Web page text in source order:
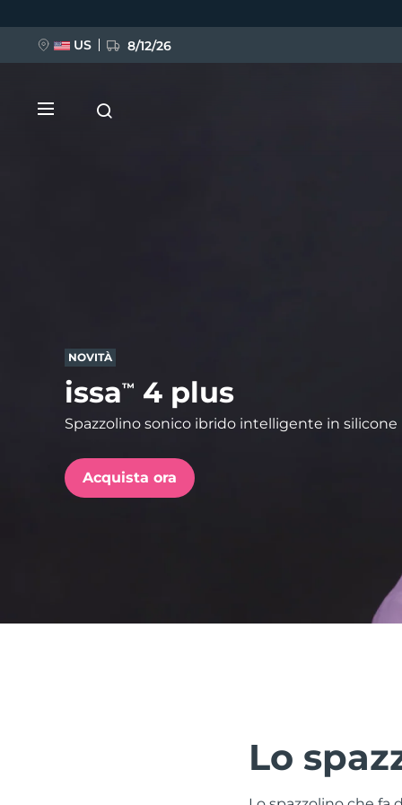
NOVITÀ
issa™ 4 plus
Spazzolino sonico ibrido intelligente in silicone
Acquista ora
Lo
US 8/12/26
FAQ™ Pure Beauty-Tech Elixir
issa™ Teeth Whitening Set
POPOLARE